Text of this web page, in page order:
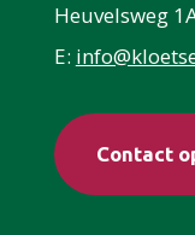
Heuvelsweg
E:
Contact